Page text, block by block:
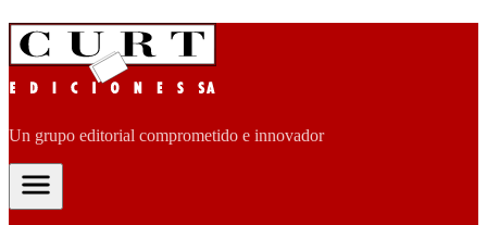
Un grupo editorial comprometido e innovador